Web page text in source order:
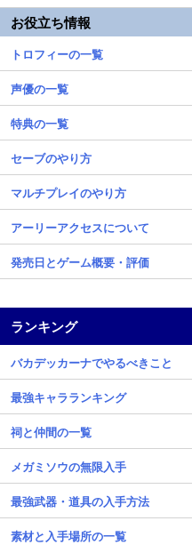
お役立ち情報
トロフィーの一覧
声優の一覧
特典の一覧
セーブのやり方
マルチプレイのやり方
アーリーアクセスについて
発売日とゲーム概要・評価
ランキング
バカデッカーナでやるべきこと
最強キャラランキング
祠と仲間の一覧
メガミソウの無限入手
最強武器・道具の入手方法
素材と入手場所の一覧